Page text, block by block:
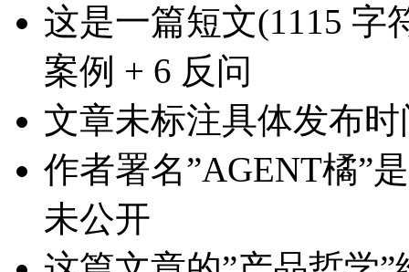
这是一篇短文(1115 字
案例 + 6 反问
文章未标注具体发布
作者署名”AGENT橘”
未公开